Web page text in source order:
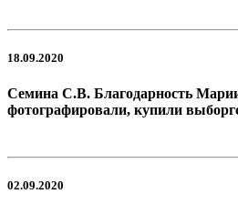
18.09.2020
Семина С.В. Благодарность Марии
фотографировали, купили
02.09.2020